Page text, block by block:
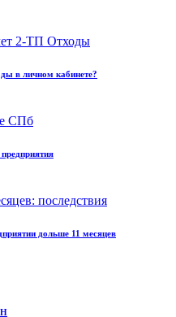
в личном кабинете?
дольше 11 месяцев